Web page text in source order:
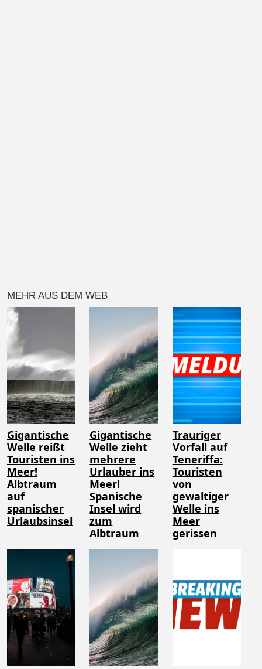
MEHR AUS DEM WEB
Gigantische
Welle reißt
Touristen ins
Meer!
Albtraum
auf
spanischer
Urlaubsinsel
Gigantische
Welle zieht
mehrere
Urlauber ins
Meer!
Spanische
Insel wird
zum
Albtraum
Trauriger
Vorfall auf
Teneriffa:
Touristen
von
gewaltiger
Welle ins
Meer
gerissen